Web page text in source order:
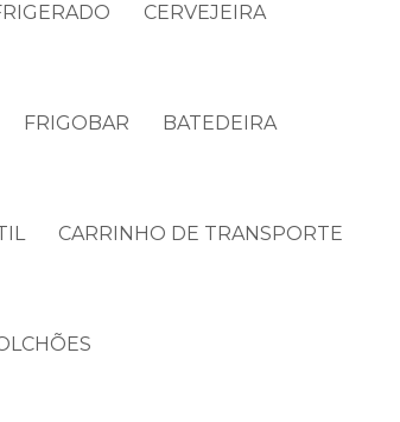
CERVEJEIRA
FRIGOBAR BATEDEIRA
CARRINHO DE TRANSPORTE